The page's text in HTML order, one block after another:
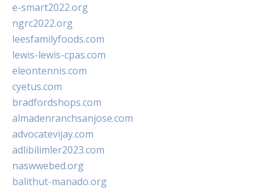
e-smart2022.org
ngrc2022.org
leesfamilyfoods.com
lewis-lewis-cpas.com
eleontennis.com
cyetus.com
bradfordshops.com
almadenranchsanjose.com
advocatevijay.com
adlibilimler2023.com
naswwebed.org
balithut-manado.org